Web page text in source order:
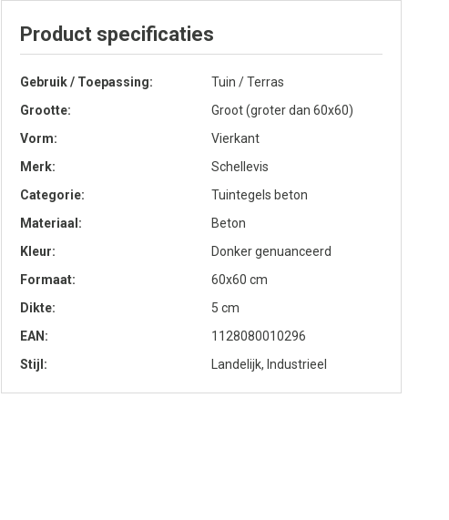
Product specificaties
Gebruik / Toepassing
Tuin / Terras
Grootte
Groot (groter dan 60x60)
Vorm
Vierkant
Merk
Schellevis
Categorie
Tuintegels beton
Materiaal
Beton
Kleur
Donker genuanceerd
Formaat
60x60 cm
Dikte
5 cm
EAN
1128080010296
Stijl
Landelijk, Industrieel